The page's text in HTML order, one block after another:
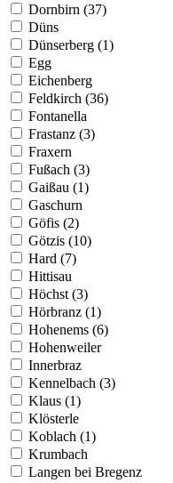
Dornbirn (37)
Düns
Dünserberg (1)
Egg
Eichenberg
Feldkirch (36)
Fontanella
Frastanz (3)
Fraxern
Fußach (3)
Gaißau (1)
Gaschurn
Göfis (2)
Götzis (10)
Hard (7)
Hittisau
Höchst (3)
Hörbranz (1)
Hohenems (6)
Hohenweiler
Innerbraz
Kennelbach (3)
Klaus (1)
Klösterle
Koblach (1)
Krumbach
Langen bei Bregenz